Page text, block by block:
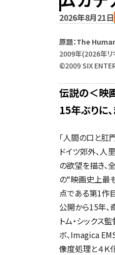
2026年8月21日
原題：The
2009年(2026年リ
©2009 SIX
伝説の＜映
15年ぶりに
「人間の口と肛
ドイツ郊外、人
の欲望を描き、
の“映画史上最
点である第1作
公開から15年、
トム・シックス
ボ、Imagica
像度処理と４Ｋ